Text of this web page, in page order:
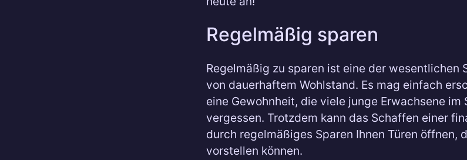
Regelmäßig sparen
Regelmäßig zu sparen ist eine der wesentlichen
von dauerhaftem Wohlstand. Es mag einfach
eine Gewohnheit, die viele junge Erwachsene im
vergessen. Trotzdem kann das Schaffen einer
durch regelmäßiges Sparen Ihnen Türen öffnen,
vorstellen können.